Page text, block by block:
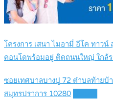
โครงการ เสนา ไมอามี่ อีโค ทาว
คอนโดพร้อมอยู่ ติดถนนใหญ่ ใกล้ร
ซอยเทศบาลบางปู 72 ตำบลท้ายบ้
สมุทรปราการ 10280